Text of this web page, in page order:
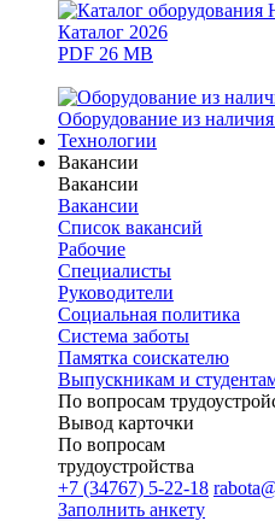
Каталог 2026
PDF 26 MB
Оборудование из
Технологии
Вакансии
Вакансии
Вакансии
Список вакансий
Рабочие
Специалисты
Руководители
Cоциальная политика
Система заботы
Памятка соискателю
Выпускникам и
По вопросам
Вывод карточки
По вопросам
трудоустройства
+7 (34767) 5-22-18
Заполнить анкету